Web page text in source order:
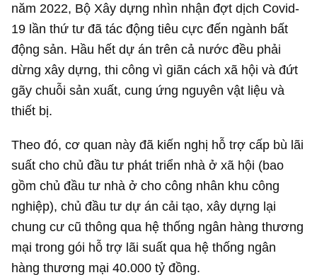
năm 2022, Bộ Xây dựng nhìn nhận đợt dịch Covid-
19 lần thứ tư đã tác động tiêu cực đến ngành bất
động sản. Hầu hết dự án trên cả nước đều phải
dừng xây dựng, thi công vì giãn cách xã hội và đứt
gãy chuỗi sản xuất, cung ứng nguyên vật liệu và
thiết bị.
Theo đó, cơ quan này đã kiến nghị hỗ trợ cấp bù lãi
suất cho chủ đầu tư phát triển nhà ở xã hội (bao
gồm chủ đầu tư nhà ở cho công nhân khu công
nghiệp), chủ đầu tư dự án cải tạo, xây dựng lại
chung cư cũ thông qua hệ thống ngân hàng thương
mại trong gói hỗ trợ lãi suất qua hệ thống ngân
hàng thương mại40.000 tỷ đồng.